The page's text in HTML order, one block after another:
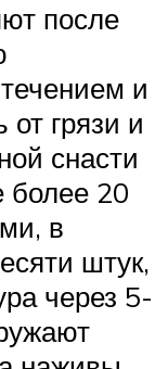
после
и
от грязи и
снасти
более 20
в
штук,
через 5-